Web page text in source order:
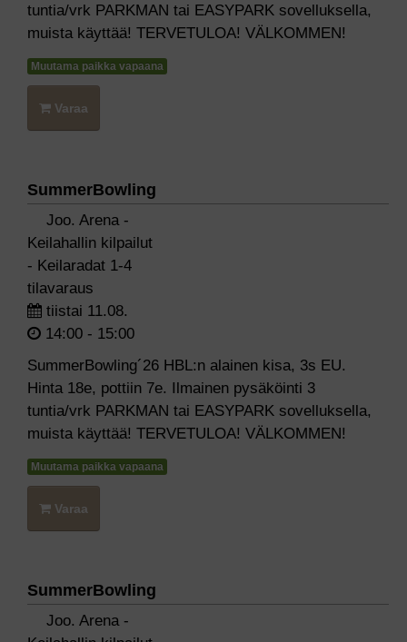
tuntia/vrk PARKMAN tai EASYPARK sovelluksella,
muista käyttää! TERVETULOA! VÄLKOMMEN!
Muutama paikka vapaana
Varaa
SummerBowling
Joo. Arena -
Keilahallin kilpailut
- Keilaradat 1-4
tilavaraus
tiistai 11.08.
14:00 - 15:00
SummerBowling´26 HBL:n alainen kisa, 3s EU.
Hinta 18e, pottiin 7e. Ilmainen pysäköinti 3
tuntia/vrk PARKMAN tai EASYPARK sovelluksella,
muista käyttää! TERVETULOA! VÄLKOMMEN!
Muutama paikka vapaana
Varaa
SummerBowling
Joo. Arena -